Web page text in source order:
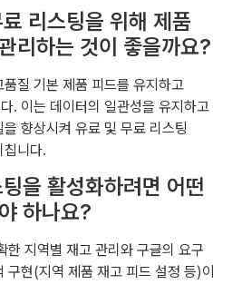
리스팅을 위해 제품
리하는 것이 좋을까요?
질 기본 제품 피드를 유지하고
. 이는 데이터의 일관성을 유지하고
향상시켜 유료 및 무료 리스팅
칩니다.
을 활성화하려면 어떤
하나요?
한 지역별 재고 관리와 구글의 요구
구현(지역 제품 재고 피드 설정 등)이